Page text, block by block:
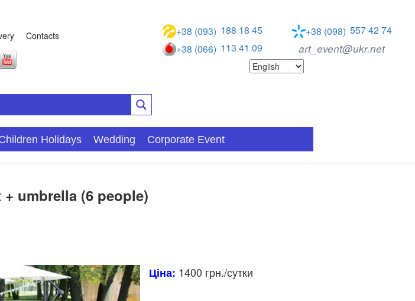
Contacts +38 (093) 188 18 45 +38 (098) 557 42 74
+38 (066) 113 41 09 art_event@ukr.net
Holidays Wedding Corporate Event
umbrella (6 people)
Ціна: 1400 грн./сутки